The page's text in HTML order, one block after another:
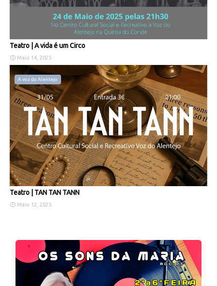
Teatro | A vida é um Circo
Maio 14, 2025
A voz do Alentejo
Teatro | TAN TAN TANN
Maio 12, 2025